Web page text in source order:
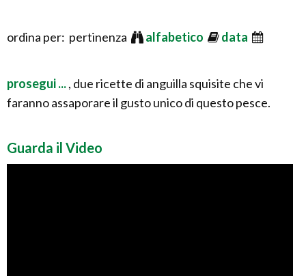
ordina per: pertinenza alfabetico data
prosegui ..., due ricette di anguilla squisite che vi
faranno assaporare il gusto unico di questo pesce.
Guarda il Video